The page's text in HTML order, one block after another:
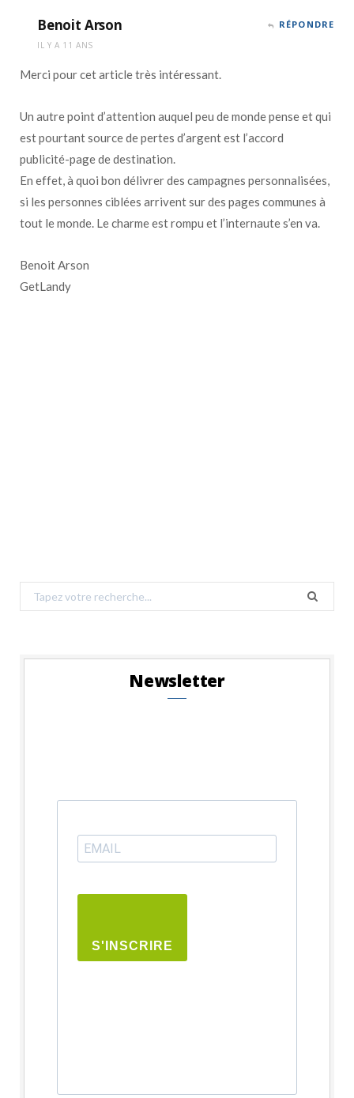
Benoit Arson
IL Y A 11 ANS
RÉPONDRE
Merci pour cet article très intéressant.
Un autre point d’attention auquel peu de monde pense et qui
est pourtant source de pertes d’argent est l’accord
publicité-page de destination.
En effet, à quoi bon délivrer des campagnes personnalisées,
si les personnes ciblées arrivent sur des pages communes à
tout le monde. Le charme est rompu et l’internaute s’en va.
Benoit Arson
GetLandy
Search
for:
Newsletter
S'INSCRIRE